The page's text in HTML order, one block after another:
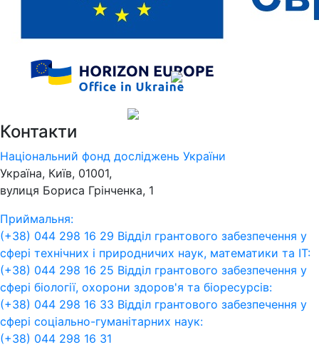
Контакти
Національний фонд досліджень України
Україна, Київ, 01001,
вулиця Бориса Грінченка, 1
Приймальня:
(+38) 044 298 16 29 Відділ грантового забезпечення у
сфері технічних і природничих наук, математики та ІТ:
(+38) 044 298 16 25 Відділ грантового забезпечення у
сфері біології, охорони здоров'я та біоресурсів:
(+38) 044 298 16 33 Відділ грантового забезпечення у
сфері соціально-гуманітарних наук:
(+38) 044 298 16 31